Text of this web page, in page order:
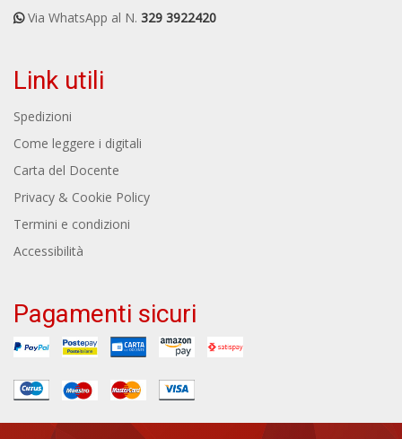
Via WhatsApp al N. 329 3922420
Link utili
Spedizioni
Come leggere i digitali
Carta del Docente
Privacy & Cookie Policy
Termini e condizioni
Accessibilità
Pagamenti sicuri